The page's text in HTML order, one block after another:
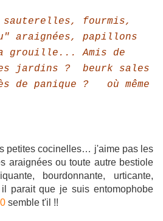
fourmis,
araignées, papillons
grouille ...Amis de
jardins ?
beurk sales
de panique ? où même
petites cocinelles… j'aime pas les
araignées ou toute autre bestiole
bourdonnante, urticante,
parait que je suis entomophobe
semble t'il !!